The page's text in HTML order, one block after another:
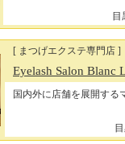
目
[ まつげエクステ専門店 ]
Eyelash Salon Blanc
国内外に店舗を展開する